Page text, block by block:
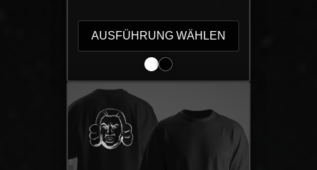
AUSFÜHRUNG WÄHLEN
weist
Die
Optionen